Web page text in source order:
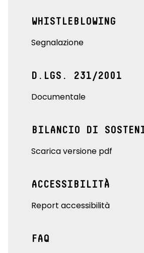
WHISTLEBLOWING
Segnalazione
D.LGS. 231/2001
Documentale
BILANCIO DI
Scarica versione pdf
ACCESSIBILITÀ
Report accessibilità
FAQ